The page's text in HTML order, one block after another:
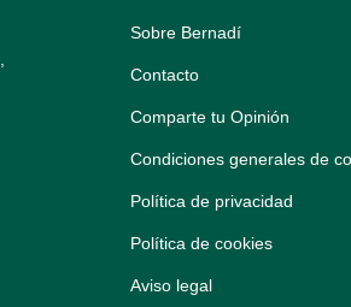
Sobre Bernadí
Contacto
Comparte tu Opinión
Condiciones generales de
Política de privacidad
Política de cookies
Aviso legal